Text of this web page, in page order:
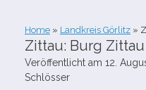
Home » Landkreis Görlitz »
Zittau: Burg Zittau
Veröffentlicht am 12.
Schlösser